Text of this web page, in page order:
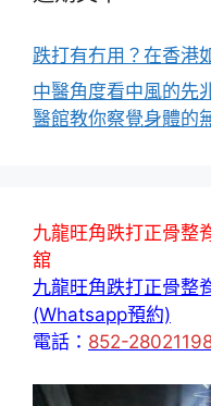
跌打有冇用？在香港
中醫角度看中風的先
醫館教你察覺身體的
九龍旺角跌打正骨整
舘
九龍旺角跌打正骨整
(Whatsapp預約)
電話： 852-